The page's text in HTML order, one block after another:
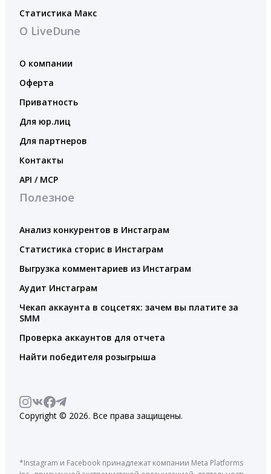
Статистика Макс
О LiveDune
О компании
Оферта
Приватность
Для юр.лиц
Для партнеров
Контакты
API / MCP
Полезное
Анализ конкурентов в Инстаграм
Статистика сторис в Инстаграм
Выгрузка комментариев из Инстаграм
Аудит Инстаграм
Чекап аккаунта в соцсетях: зачем вы платите за
SMM
Проверка аккаунтов для отчета
Найти победителя розыгрыша
Copyright © 2026. Все права защищены.
*Instagram и Facebook принадлежат компании Meta Platforms